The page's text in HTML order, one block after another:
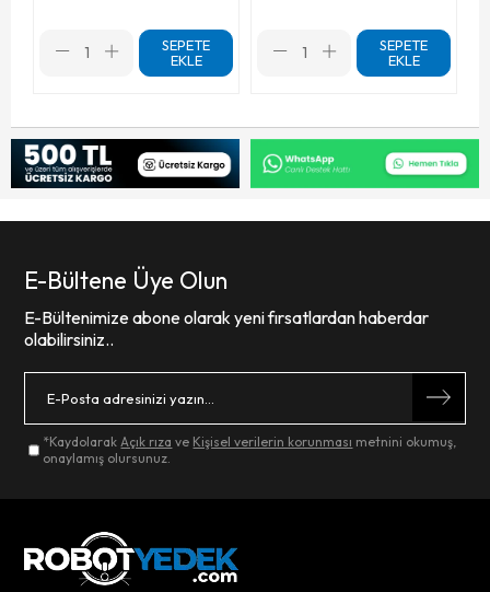
SEPETE
EKLE
SEPETE
EKLE
E-Bültene Üye Olun
E-Bültenimize abone olarak yeni fırsatlardan haberdar
olabilirsiniz..
*KaydolarakAçık rıza ve Kişisel verilerin korunması metnini okumuş,
onaylamış olursunuz.